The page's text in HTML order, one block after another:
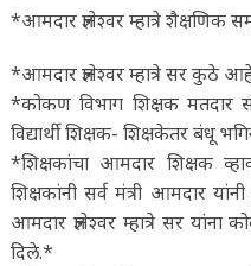
*आमदार ज्ञानेश्वर म्हात्रे शैक्षणिक
*आमदार ज्ञानेश्वर म्हात्रे सर कुठे
*कोकण विभाग शिक्षक मतदार
विद्यार्थी शिक्षक- शिक्षकेतर बंधू
*शिक्षकांचा आमदार शिक्षक
शिक्षकांनी सर्व मंत्री आमदार
आमदार ज्ञानेश्वर म्हात्रे सर
दिले.*